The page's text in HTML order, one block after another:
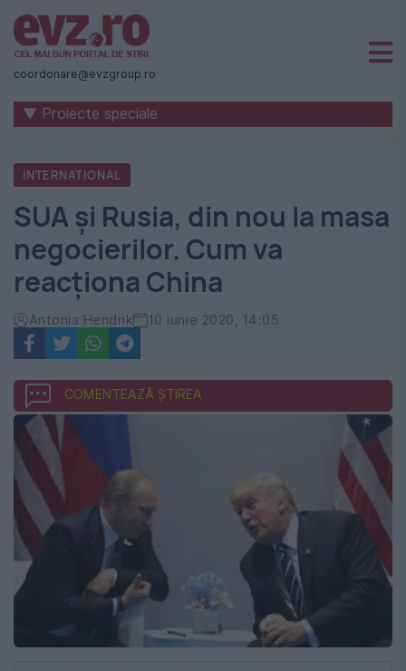
Știri
naționale
internaționale
România
-
Evenimentul
Zilei
coordonare@evzgroup.ro
▼ Proiecte speciale
INTERNATIONAL
SUA și Rusia, din nou la masa
negocierilor. Cum va
reacţiona China
Antonia Hendrik 10 iunie 2020, 14:05
COMENTEAZĂ ȘTIREA